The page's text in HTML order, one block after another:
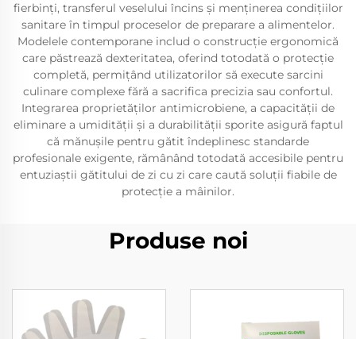
fierbinți, transferul veselului încins și menținerea condițiilor
sanitare în timpul proceselor de preparare a alimentelor.
Modelele contemporane includ o construcție ergonomică
care păstrează dexteritatea, oferind totodată o protecție
completă, permițând utilizatorilor să execute sarcini
culinare complexe fără a sacrifica precizia sau confortul.
Integrarea proprietăților antimicrobiene, a capacității de
eliminare a umidității și a durabilității sporite asigură faptul
că mănușile pentru gătit îndeplinesc standarde
profesionale exigente, rămânând totodată accesibile pentru
entuziaștii gătitului de zi cu zi care caută soluții fiabile de
protecție a mâinilor.
Produse noi